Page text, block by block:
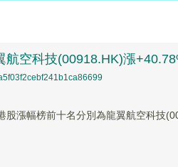
航空科技(00918.HK)漲
股漲幅榜前十名分別為龍翼航空科技